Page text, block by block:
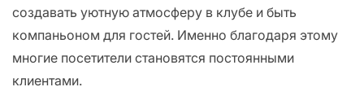
создавать уютную атмосферу в клубе и быть
компаньоном для гостей. Именно благодаря этому
многие посетители становятся постоянными
клиентами.